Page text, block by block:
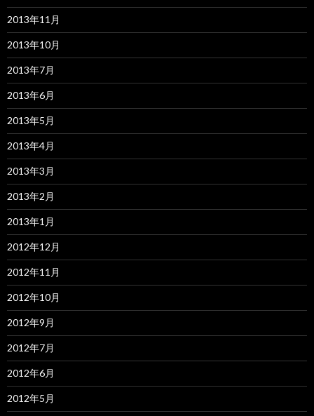
2013年11月
2013年10月
2013年7月
2013年6月
2013年5月
2013年4月
2013年3月
2013年2月
2013年1月
2012年12月
2012年11月
2012年10月
2012年9月
2012年7月
2012年6月
2012年5月